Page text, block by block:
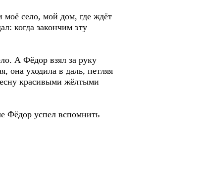
моё село, мой дом, где ждёт
когда закончим эту
А Фёдор взял за руку
она уходила в даль, петляя
красивыми жёлтыми
Фёдор успел вспомнить